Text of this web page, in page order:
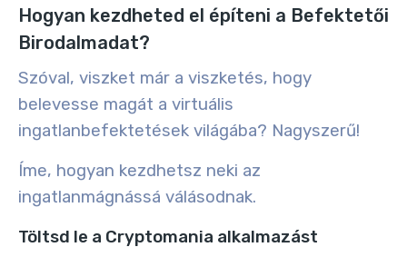
Hogyan kezdheted el építeni a Befektetői
Birodalmadat?
Szóval, viszket már a viszketés, hogy
belevesse magát a virtuális
ingatlanbefektetések világába? Nagyszerű!
Íme, hogyan kezdhetsz neki az
ingatlanmágnássá válásodnak.
Töltsd le a Cryptomania alkalmazást